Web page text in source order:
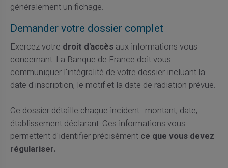
généralement un fichage.
Demander votre dossier complet
Exercez votre droit d'accèsaux informations vous
concernant. La Banque de France doit vous
communiquer l'intégralité de votre dossier incluant la
date d'inscription, le motif et la date de radiation prévue.
Ce dossier détaille chaque incident : montant, date,
établissement déclarant. Ces informations vous
permettent d'identifier précisément ce que vous devez
régulariser.